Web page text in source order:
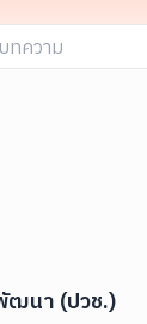
ฒนา (ปวช.)